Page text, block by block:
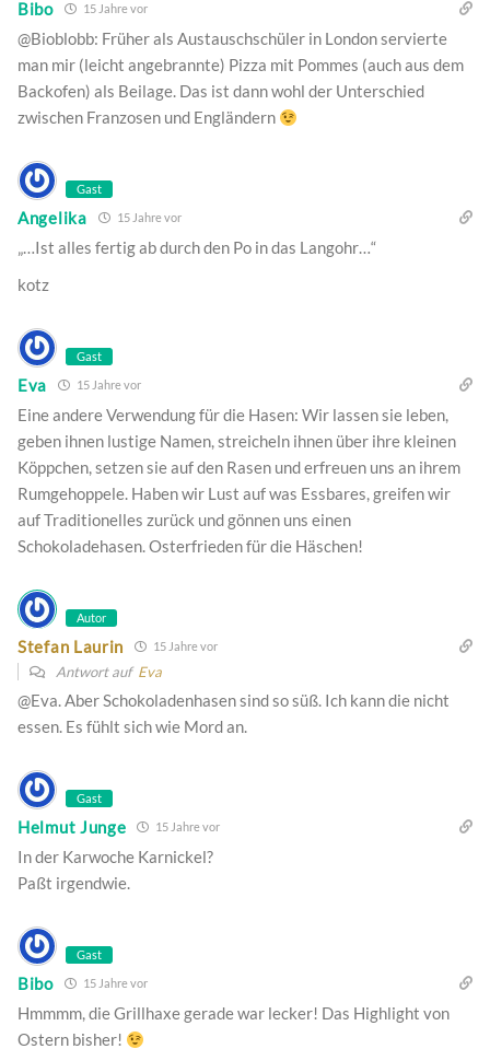
Bibo 15 Jahre vor
@Bioblobb: Früher als Austauschschüler in London servierte
man mir (leicht angebrannte) Pizza mit Pommes (auch aus dem
Backofen) als Beilage. Das ist dann wohl der Unterschied
zwischen Franzosen und Engländern
Gast
Angelika 15 Jahre vor
„…Ist alles fertig ab durch den Po in das Langohr…“
kotz
Gast
Eva 15 Jahre vor
Eine andere Verwendung für die Hasen: Wir lassen sie leben,
geben ihnen lustige Namen, streicheln ihnen über ihre kleinen
Köppchen, setzen sie auf den Rasen und erfreuen uns an ihrem
Rumgehoppele. Haben wir Lust auf was Essbares, greifen wir
auf Traditionelles zurück und gönnen uns einen
Schokoladehasen. Osterfrieden für die Häschen!
Autor
Stefan Laurin 15 Jahre vor
Antwort auf Eva
@Eva. Aber Schokoladenhasen sind so süß. Ich kann die nicht
essen. Es fühlt sich wie Mord an.
Gast
Helmut Junge 15 Jahre vor
In der Karwoche Karnickel?
Paßt irgendwie.
Gast
Bibo 15 Jahre vor
Hmmmm, die Grillhaxe gerade war lecker! Das Highlight von
Ostern bisher!